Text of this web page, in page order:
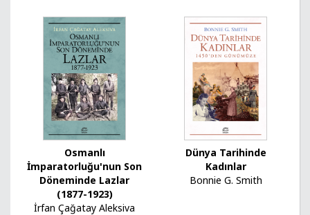
Osmanlı
İmparatorluğu'nun Son
Döneminde Lazlar
(1877-1923)
İrfan Çağatay Aleksiva
Dünya Tarihinde
Kadınlar
Bonnie G. Smith